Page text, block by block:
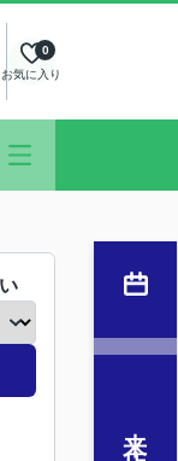
お気に入り
0
来店予約